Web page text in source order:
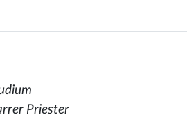
Priester